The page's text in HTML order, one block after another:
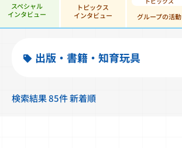
スペシャル
インタビュー
トピックス
インタビュー
グループの活動
出版・書籍・知育玩具
検索結果 85件 新着順